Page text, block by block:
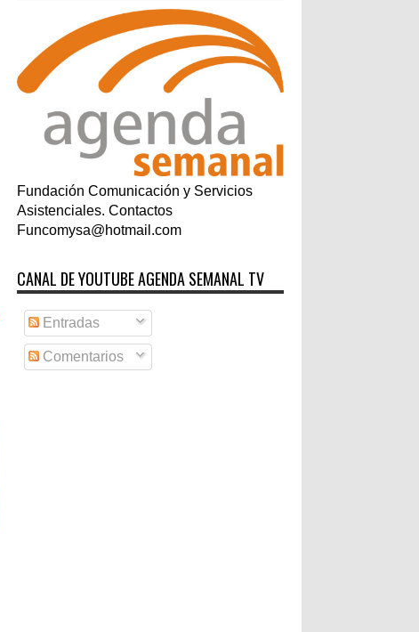
Fundación Comunicación y Servicios
Asistenciales. Contactos
Funcomysa@hotmail.com
CANAL DE YOUTUBE AGENDA SEMANAL TV
Entradas
Comentarios